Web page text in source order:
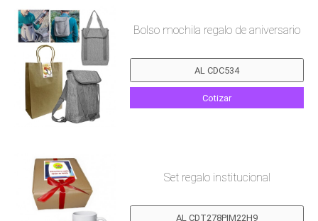
Bolso mochila regalo de aniversario
Cotizar
Set regalo institucional